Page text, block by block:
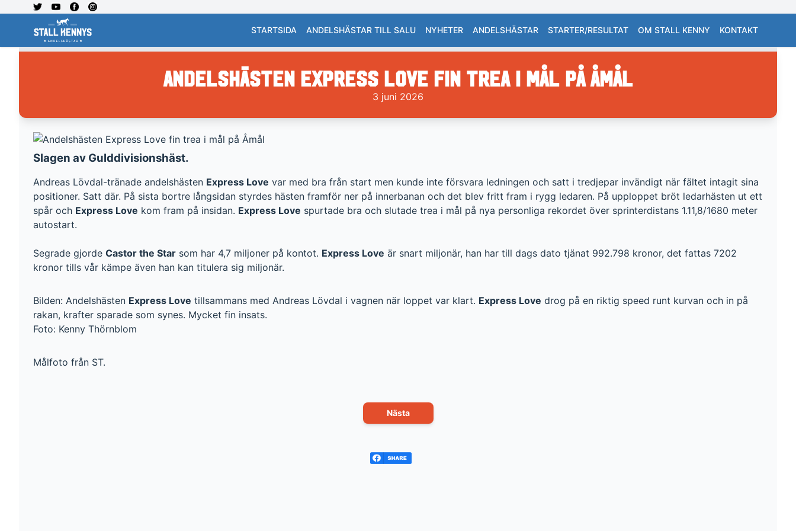
STARTSIDA ANDELSHÄSTAR TILL SALU NYHETER ANDELSHÄSTAR STARTER/RESULTAT OM STALL KENNY KONTAKT
Andelshästen Express Love fin trea i mål på Åmål
3 juni 2026
Slagen av Gulddivisionshäst.
Andreas Lövdal-tränade andelshästen Express Love var med bra från start men kunde inte försvara ledningen och satt i tredjepar invändigt när fältet intagit sina
positioner. Satt där. På sista bortre långsidan styrdes hästen framför ner på innerbanan och det blev fritt fram i rygg ledaren. På upploppet bröt ledarhästen ut ett
spår och Express Love kom fram på insidan. Express Love spurtade bra och slutade trea i mål på nya personliga rekordet över sprinterdistans 1.11,8/1680 meter
autostart.
Segrade gjorde Castor the Star som har 4,7 miljoner på kontot. Express Love är snart miljonär, han har till dags dato tjänat 992.798 kronor, det fattas 7202
kronor tills vår kämpe även han kan titulera sig miljonär.
Bilden: Andelshästen Express Love tillsammans med Andreas Lövdal i vagnen när loppet var klart. Express Love drog på en riktig speed runt kurvan och in på
rakan, krafter sparade som synes. Mycket fin insats.
Foto: Kenny Thörnblom
Målfoto från ST.
Nästa